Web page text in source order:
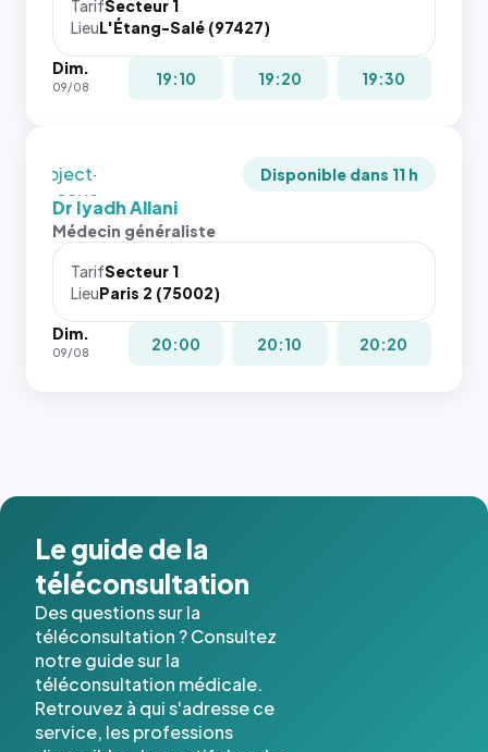
TarifSecteur 1
LieuL'Étang-Salé (97427)
Dim.
09/08 19:10 19:20 19:30
juste à
toutes les
puisque la
`object-
fit: cover`.
Sans ces
navigateur
pas la
place, et
cas. #}
Disponible dans 11 h
Dr Iyadh Allani
Médecin généraliste
TarifSecteur 1
LieuParis 2 (75002)
Dim.
09/08 20:00 20:10 20:20
Le guide de la
téléconsultation
Des questions sur la
téléconsultation ? Consultez
notre guide sur la
téléconsultation médicale.
Retrouvez à qui s'adresse ce
service, les professions